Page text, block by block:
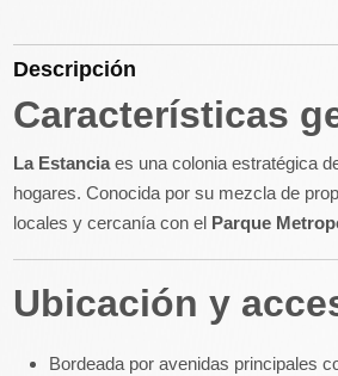
Descripción
Características
La Estanciaes una colonia estratégica
hogares.Conocida por su mezcla de
locales y cercanía con el Parque
Ubicación y
Bordeada por avenidas principales